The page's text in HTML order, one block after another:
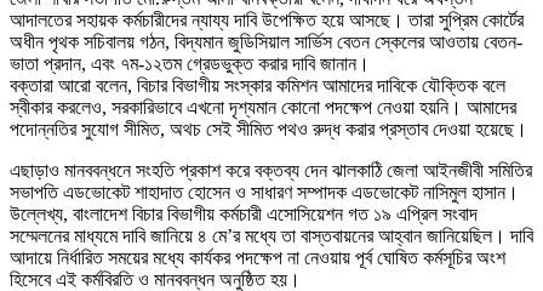
আদালতের সহায়ক কর্মচারীদের ন্যায্য দাবি উপেক্ষিত হয়ে আসছে। তারা সুপ্রিম কোর্টের
অধীন পৃথক সচিবালয় গঠন, বিদ্যমান জুডিসিয়াল সার্ভিস বেতন স্কেলের আওতায় বেতন-
ভাতা প্রদান, এবং ৭ম-১২তম গ্রেডভুক্ত করার দাবি জানান।
বক্তারা আরো বলেন, বিচার বিভাগীয় সংস্কার কমিশন আমাদের দাবিকে যৌক্তিক বলে
স্বীকার করলেও, সরকারিভাবে এখনো দৃশ্যমান কোনো পদক্ষেপ নেওয়া হয়নি। আমাদের
পদোন্নতির সুযোগ সীমিত, অথচ সেই সীমিত পথও রুদ্ধ করার প্রস্তাব দেওয়া হয়েছে।
এছাড়াও মানববন্ধনে সংহতি প্রকাশ করে বক্তব্য দেন ঝালকাঠি জেলা আইনজীবী সমিতির
সভাপতি এডভোকেট শাহাদাত হোসেন ও সাধারণ সম্পাদক এডভোকেট নাসিমুল হাসান।
উল্লেখ্য, বাংলাদেশ বিচার বিভাগীয় কর্মচারী এসোসিয়েশন গত ১৯ এপ্রিল সংবাদ
সম্মেলনের মাধ্যমে দাবি জানিয়ে ৪ মে’র মধ্যে তা বাস্তবায়নের আহ্বান জানিয়েছিল। দাবি
আদায়ে নির্ধারিত সময়ের মধ্যে কার্যকর পদক্ষেপ না নেওয়ায় পূর্ব ঘোষিত কর্মসূচির অংশ
হিসেবে এই কর্মবিরতি ও মানববন্ধন অনুষ্ঠিত হয়।